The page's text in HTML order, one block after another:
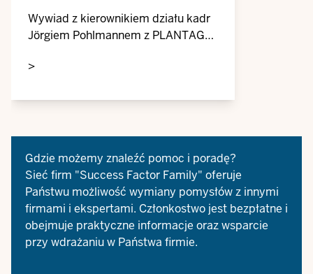
Wywiad z kierownikiem działu kadr
Jörgiem Pohlmannem z PLANTAG®
pracy przyjaznych rodzinie i ojcu
>
Gdzie możemy znaleźć pomoc i poradę?
Sieć firm "Success Factor Family" oferuje
Państwu możliwość wymiany pomysłów z innymi
firmami i ekspertami. Członkostwo jest bezpłatne i
obejmuje praktyczne informacje oraz wsparcie
przy wdrażaniu w Państwa firmie.